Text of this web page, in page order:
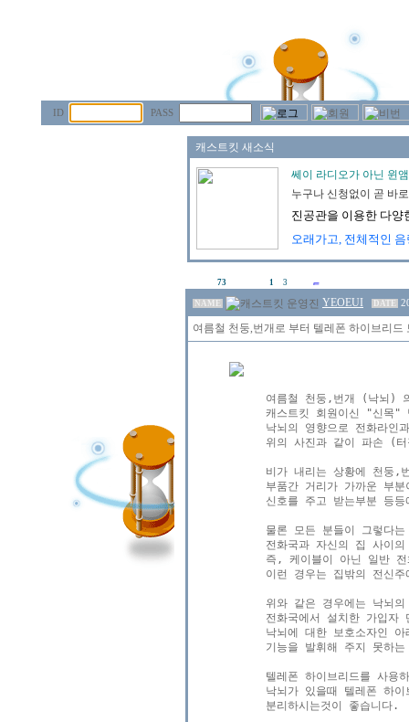
ID PASS
73 1 3
NAME YEOEUI DATE
여름철 천둥,번개로 부터 텔레폰 하이브리드
여름철 천둥,번개 (낙뇌)
캐스트킷 회원이신 "신목"
낙뇌의 영향으로 전화라
위의 사진과 같이 파손 (
비가 내리는 상황에 천둥,
부품간 거리가 가까운 부
신호를 주고 받는부분 등
물론 모든 분들이 그렇다
전화국과 자신의 집 사이
즉, 케이블이 아닌 일반
이런 경우는 집밖의 전신
위와 같은 경우에는 낙뇌
전화국에서 설치한 가입자
낙뇌에 대한 보호소자인
기능을 발휘해 주지 못하
텔레폰 하이브리드를 사용
낙뇌가 있을때 텔레폰 하
분리하시는것이 좋습니다.